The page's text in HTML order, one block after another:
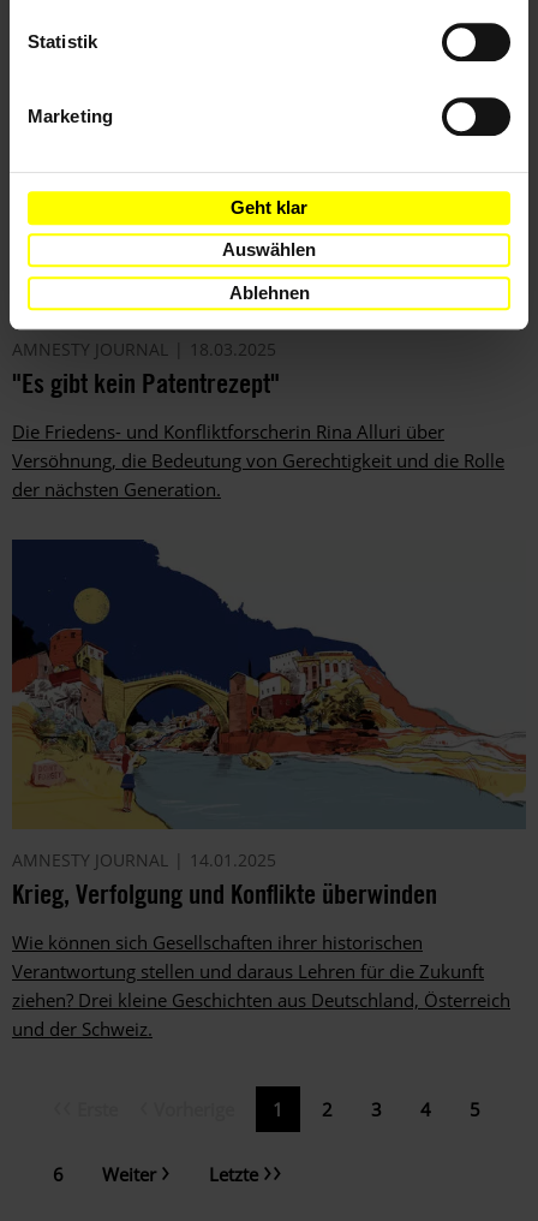
Statistik
Marketing
Geht klar
Auswählen
Ablehnen
AMNESTY JOURNAL 18.03.2025
"Es gibt kein Patentrezept"
Die Friedens- und Konfliktforscherin Rina Alluri über
Versöhnung, die Bedeutung von Gerechtigkeit und die Rolle
der nächsten Generation.
AMNESTY JOURNAL 14.01.2025
Krieg, Verfolgung und Konflikte überwinden
Wie können sich Gesellschaften ihrer historischen
Verantwortung stellen und daraus Lehren für die Zukunft
ziehen? Drei kleine Geschichten aus Deutschland, Österreich
und der Schweiz.
Aktuelle
Seite
1 Page
2 Page
3 Page
4 Page
5
Page
6
Nächste
Weiter
Letzte
Letzte